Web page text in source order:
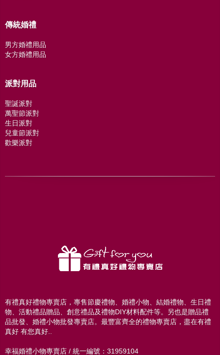
傳統婚禮
男方婚禮用品
女方婚禮用品
派對用品
聖誕派對
萬聖節派對
生日派對
兒童節派對
歡樂派對
有禮真好禮物專賣店，專售節慶禮物、婚禮小物、結婚禮物、生日禮
物、活動禮品贈品、創意禮品及禮物DIY材料配件等。另也是贈品禮
品批發、婚禮小物批發專賣店。最豐富齊全的禮物專賣店，盡在有禮
真好 有您真好..
幸福婚禮小物專賣店 / 統一編號：31959104